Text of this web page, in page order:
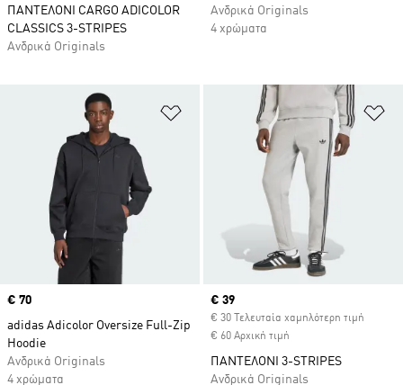
ΠΑΝΤΕΛΟΝΙ CARGO ADICOLOR
CLASSICS 3-STRIPES
Ανδρικά Originals
Ανδρικά Originals
4 χρώματα
Προσθήκη στη Λίστα Επιθυμιών
Price
€ 70
adidas Adicolor Oversize Full-Zip
Hoodie
Ανδρικά Originals
4 χρώματα
Current price
€ 39
€ 30 Τελευταία χαμηλότερη τιμή
€ 60 Αρχική τιμή
ΠΑΝΤΕΛΟΝΙ 3-STRIPES
Ανδρικά Originals